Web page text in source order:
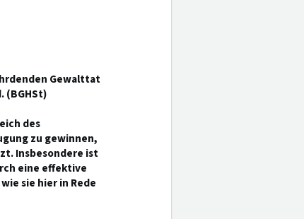
Gewalttat
(BGHSt)
des
zu gewinnen,
Insbesondere ist
eine effektive
sie hier in Rede